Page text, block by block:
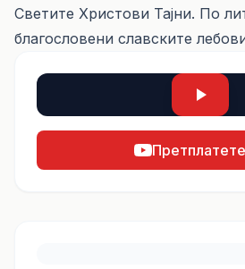
Светите Христови Тајни. По
благословени славските